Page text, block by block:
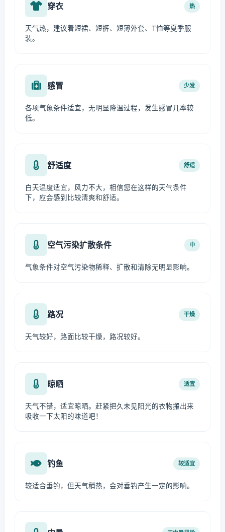
穿衣 热
天气热，建议着短裙、短裤、短薄外套、T恤等夏季服
装。
感冒 少发
各项气象条件适宜，无明显降温过程，发生感冒几率较
低。
舒适度 舒适
白天温度适宜，风力不大，相信您在这样的天气条件
下，应会感到比较清爽和舒适。
空气污染扩散条件 中
气象条件对空气污染物稀释、扩散和清除无明显影响。
路况 干燥
天气较好，路面比较干燥，路况较好。
晾晒 适宜
天气不错，适宜晾晒。赶紧把久未见阳光的衣物搬出来
吸收一下太阳的味道吧！
钓鱼 较适宜
较适合垂钓，但天气稍热，会对垂钓产生一定的影响。